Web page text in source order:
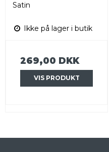
Satin
Ikke på lager i butik
269,00 DKK
VIS PRODUKT